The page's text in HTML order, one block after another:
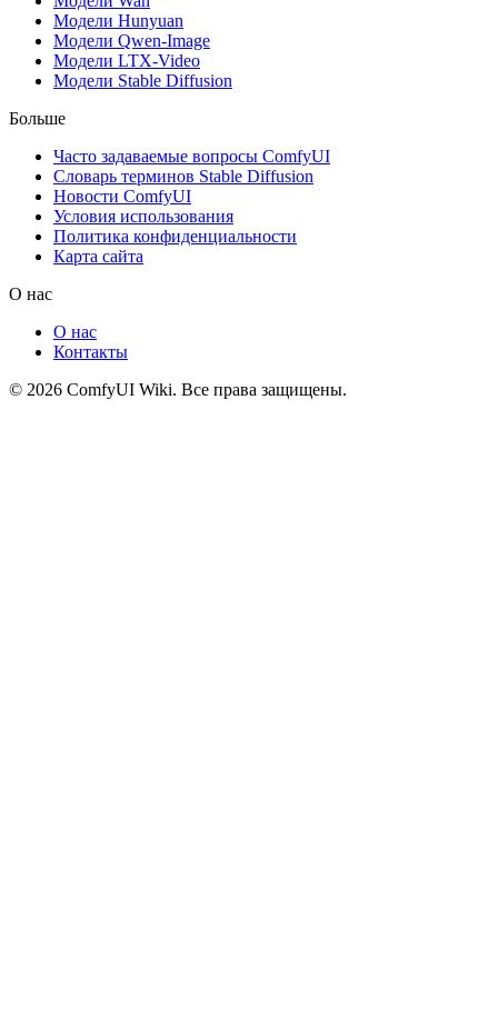
Модели Hunyuan
Модели Qwen-Image
Модели LTX-Video
Модели Stable Diffusion
Больше
Часто задаваемые вопросы ComfyUI
Словарь терминов Stable Diffusion
Новости ComfyUI
Условия использования
Политика конфиденциальности
Карта сайта
О нас
О нас
Контакты
© 2026 ComfyUI Wiki. Все права защищены.